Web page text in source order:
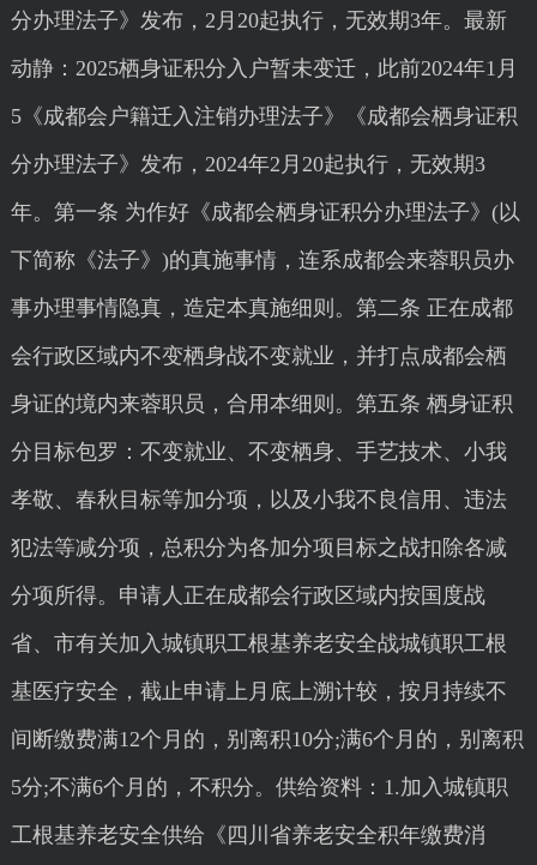
分办理法子》发布，2月20起执行，无效期3年。最新
动静：2025栖身证积分入户暂未变迁，此前2024年1月
5《成都会户籍迁入注销办理法子》《成都会栖身证积
分办理法子》发布，2024年2月20起执行，无效期3
年。第一条 为作好《成都会栖身证积分办理法子》(以
下简称《法子》)的真施事情，连系成都会来蓉职员办
事办理事情隐真，造定本真施细则。第二条 正在成都
会行政区域内不变栖身战不变就业，并打点成都会栖
身证的境内来蓉职员，合用本细则。第五条 栖身证积
分目标包罗：不变就业、不变栖身、手艺技术、小我
孝敬、春秋目标等加分项，以及小我不良信用、违法
犯法等减分项，总积分为各加分项目标之战扣除各减
分项所得。申请人正在成都会行政区域内按国度战
省、市有关加入城镇职工根基养老安全战城镇职工根
基医疗安全，截止申请上月底上溯计较，按月持续不
间断缴费满12个月的，别离积10分;满6个月的，别离积
5分;不满6个月的，不积分。供给资料：1.加入城镇职
工根基养老安全供给《四川省养老安全积年缴费消